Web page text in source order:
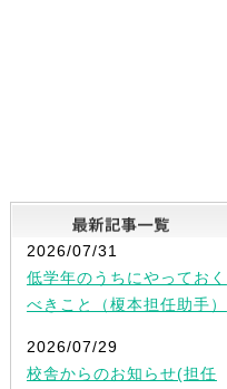
2026/07/31
低学年のうちにやっておく
べきこと（榎本担任助手）
2026/07/29
校舎からのお知らせ(担任